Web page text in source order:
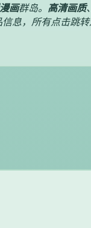
画群岛。 高清画质、
息，所有点击跳